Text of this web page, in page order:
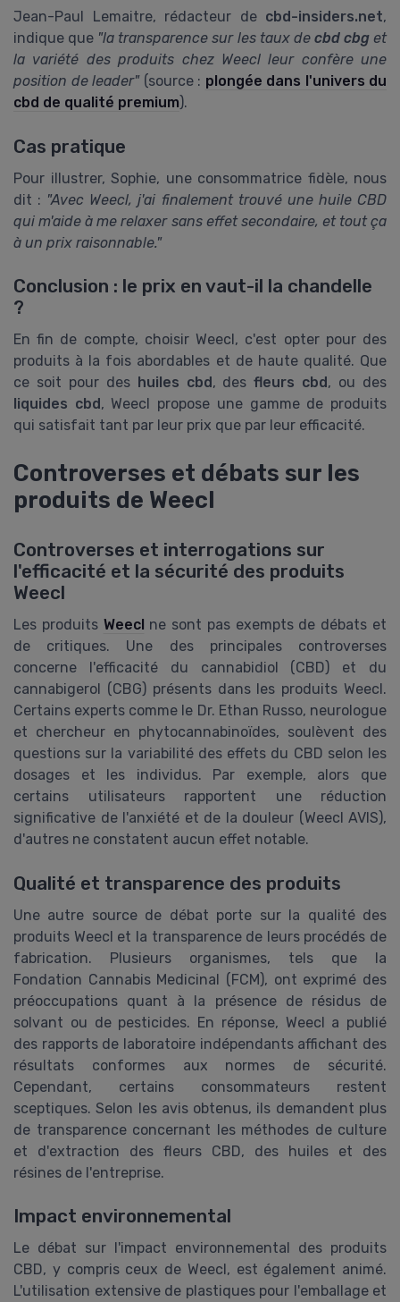
Jean-Paul Lemaitre, rédacteur de cbd-insiders.net,
indique que "la transparence sur les taux de cbd cbget
la variété des produits chez Weecl leur confère une
position de leader"(source : plongée dans l'univers du
cbd de qualité premium).
Cas pratique
Pour illustrer, Sophie, une consommatrice fidèle, nous
dit : "Avec Weecl, j'ai finalement trouvé une huile CBD
qui m'aide à me relaxer sans effet secondaire, et tout ça
à un prix raisonnable."
Conclusion : le prix en vaut-il la chandelle
?
En fin de compte, choisir Weecl, c'est opter pour des
produits à la fois abordables et de haute qualité. Que
ce soit pour des huiles cbd, desfleurs cbd, ou des
liquides cbd, Weecl propose une gamme de produits
qui satisfait tant par leur prix que par leur efficacité.
Controverses et débats sur les
produits de Weecl
Controverses et interrogations sur
l'efficacité et la sécurité des produits
Weecl
Les produits Weecl ne sont pas exempts de débats et
de critiques. Une des principales controverses
concerne l'efficacité du cannabidiol (CBD) et du
cannabigerol (CBG) présents dans les produits Weecl.
Certains experts comme le Dr. Ethan Russo, neurologue
et chercheur en phytocannabinoïdes, soulèvent des
questions sur la variabilité des effets du CBD selon les
dosages et les individus. Par exemple, alors que
certains utilisateurs rapportent une réduction
significative de l'anxiété et de la douleur (Weecl AVIS),
d'autres ne constatent aucun effet notable.
Qualité et transparence des produits
Une autre source de débat porte sur la qualité des
produits Weecl et la transparence de leurs procédés de
fabrication. Plusieurs organismes, tels que la
Fondation Cannabis Medicinal (FCM), ont exprimé des
préoccupations quant à la présence de résidus de
solvant ou de pesticides. En réponse, Weecl a publié
des rapports de laboratoire indépendants affichant des
résultats conformes aux normes de sécurité.
Cependant, certains consommateurs restent
sceptiques. Selon les avis obtenus, ils demandent plus
de transparence concernant les méthodes de culture
et d'extraction des fleurs CBD, des huiles et des
résines de l'entreprise.
Impact environnemental
Le débat sur l'impact environnemental des produits
CBD, y compris ceux de Weecl, est également animé.
L'utilisation extensive de plastiques pour l'emballage et